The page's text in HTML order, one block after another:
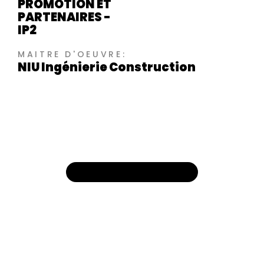
PROMOTION ET
PARTENAIRES -
IP2
MAITRE D'OEUVRE:
NIU Ingénierie Construction